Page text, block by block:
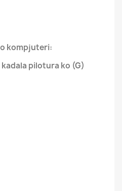
kompjuteri:
kadala pilotura ko (G)